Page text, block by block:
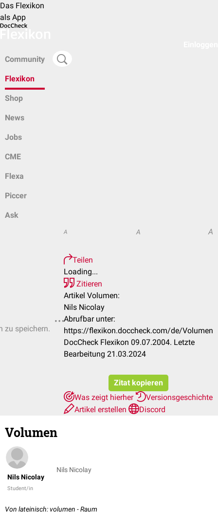
Das Flexikon
als App
Community
Flexikon
Shop
News
Jobs
CME
Flexa
Piccer
Ask
zu speichern.
A A A
Teilen
Loading...
Zitieren
Artikel Volumen:
Nils Nicolay
Abrufbar unter:
https://flexikon.doccheck.com/de/Volumen
DocCheck Flexikon 09.07.2004. Letzte
Bearbeitung 21.03.2024
Zitat kopieren
Was zeigt hierher
Versionsgeschichte
Artikel erstellen
Discord
Volumen
Nils Nicolay
Student/in
Nils Nicolay
Von lateinisch: volumen - Raum